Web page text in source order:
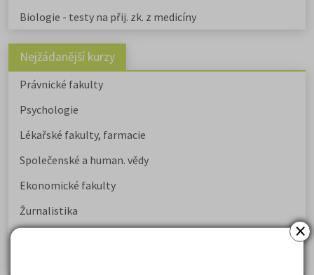
×
Biologie - testy na přij. zk. z medicíny
Nejžádanější kurzy
Právnické fakulty
Psychologie
Lékařské fakulty, farmacie
Společenské a human. vědy
Ekonomické fakulty
Žurnalistika